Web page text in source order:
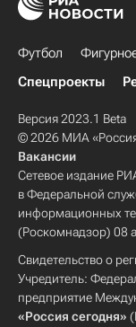
Футбол
Спецпроекты
Версия 2023.1 Beta
© 2026 МИА
Вакансии
Сетевое издание
в Федеральной
информационных
(Роскомнадзор) 08
Свидетельство о
Учредитель:
предприятие
«Россия сегодня»